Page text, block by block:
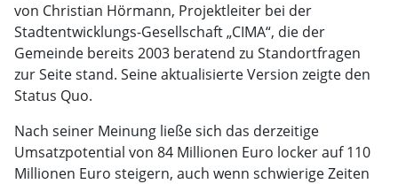
von Christian Hörmann, Projektleiter bei der
Stadtentwicklungs-Gesellschaft „CIMA“, die der
Gemeinde bereits 2003 beratend zu Standortfragen
zur Seite stand. Seine aktualisierte Version zeigte den
Status Quo.
Nach seiner Meinung ließe sich das derzeitige
Umsatzpotential von 84 Millionen Euro locker auf 110
Millionen Euro steigern, auch wenn schwierige Zeiten